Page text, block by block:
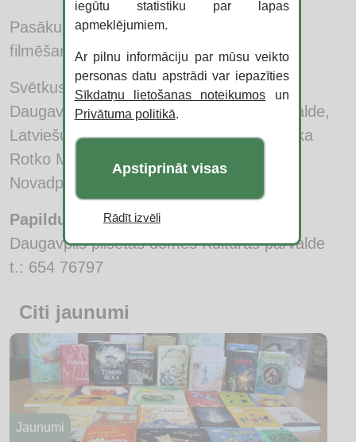
Pasākumu laikā notiek fotografēšana un
filmēšana.
Svētkus rīko: Daugavpils pilsētas dome,
Daugavpils pilsētas domes Kultūras pārvalde,
Latviešu kultūras centrs, Daugavpils Marka
Rotko Mākslas centrs, Daugavpils
Novadpētniecības un mākslas muzejs.
Papildus informācija:
Daugavpils pilsētas domes Kultūras pārvalde
t.: 654 76797
Citi jaunumi
Jaunumi
iegūtu statistiku par lapas
apmeklējumiem.
Ar pilnu informāciju par mūsu veikto
personas datu apstrādi var iepazīties
Sīkdatņu lietošanas noteikumos un
Privātuma politikā.
Apstiprināt visas
Rādīt izvēli